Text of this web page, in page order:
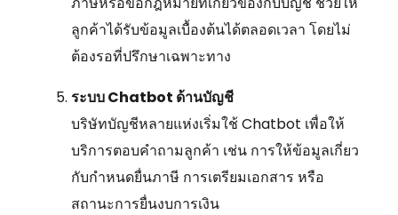
ลูกค้าได้รับข้อมูลเบื้องต้นได้ตลอดเวลา โดยไม่
ต้องรอที่ปรึกษาเฉพาะทาง
ระบบ Chatbot ด้านบัญชี
บริษัทบัญชีหลายแห่งเริ่มใช้ Chatbot เพื่อให้
บริการตอบคำถามลูกค้า เช่น การให้ข้อมูลเกี่ยว
กับกำหนดยื่นภาษี การเตรียมเอกสาร หรือ
สถานะการยื่นงบการเงิน